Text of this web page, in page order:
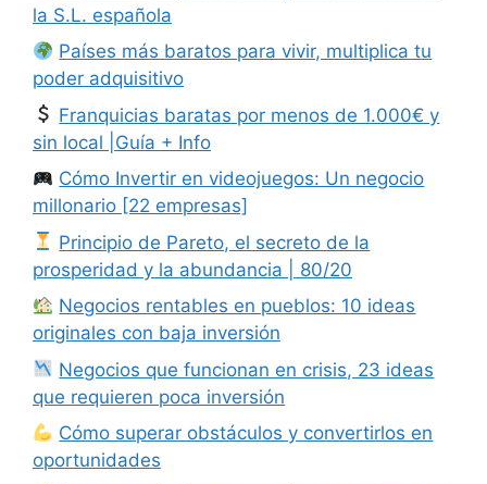
la S.L. española
Países más baratos para vivir, multiplica tu
poder adquisitivo
Franquicias baratas por menos de 1.000€ y
sin local |Guía + Info
Cómo Invertir en videojuegos: Un negocio
millonario [22 empresas]
Principio de Pareto, el secreto de la
prosperidad y la abundancia | 80/20
Negocios rentables en pueblos: 10 ideas
originales con baja inversión
Negocios que funcionan en crisis, 23 ideas
que requieren poca inversión
Cómo superar obstáculos y convertirlos en
oportunidades